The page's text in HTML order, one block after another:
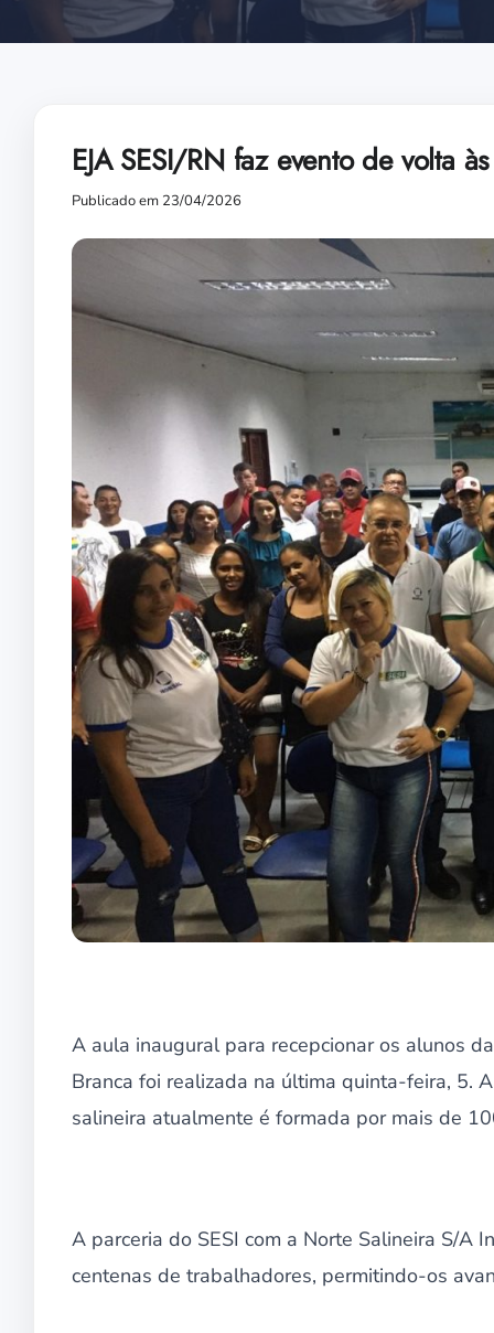
EJA SESI/RN faz evento de volta
Publicado em 23/04/2026
A aula inaugural para recepcionar os alunos
Branca foi realizada na última quinta-feira, 5.
salineira atualmente é formada por mais de
A parceria do SESI com a Norte Salineira S/A
centenas de trabalhadores, permitindo-os